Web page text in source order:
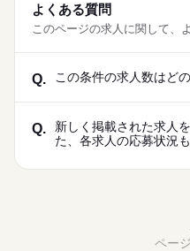
よくある質問
このページの求人に関して、
Q. この条件の求人数はど
Q.
新しく掲載された求人
た、各求人の応募状況
ペー